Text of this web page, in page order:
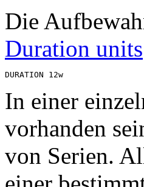
Die
Duration units
DURATION 12w
In einer
vorhanden
von Serien.